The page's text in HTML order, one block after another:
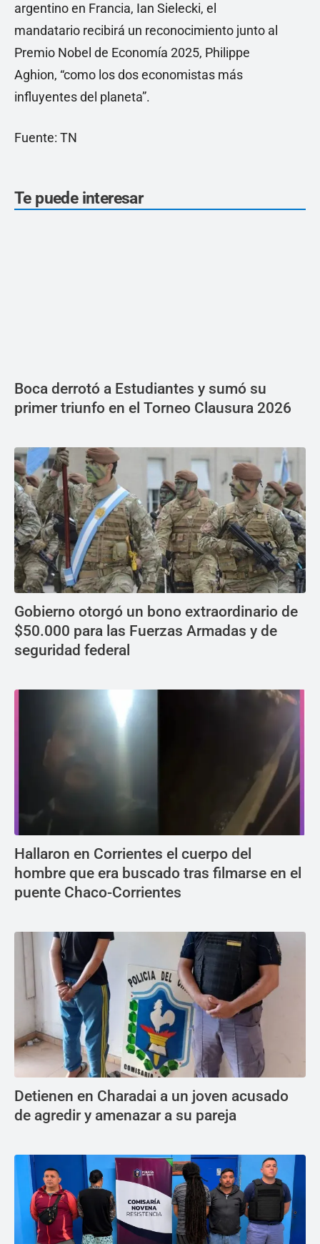
argentino en Francia, Ian Sielecki, el
mandatario recibirá un reconocimiento junto al
Premio Nobel de Economía 2025, Philippe
Aghion, “como los dos economistas más
influyentes del planeta”.
Fuente: TN
Te puede interesar
Boca derrotó a Estudiantes y sumó su
primer triunfo en el Torneo Clausura 2026
Gobierno otorgó un bono extraordinario de
$50.000 para las Fuerzas Armadas y de
seguridad federal
Hallaron en Corrientes el cuerpo del
hombre que era buscado tras filmarse en el
puente Chaco-Corrientes
Detienen en Charadai a un joven acusado
de agredir y amenazar a su pareja